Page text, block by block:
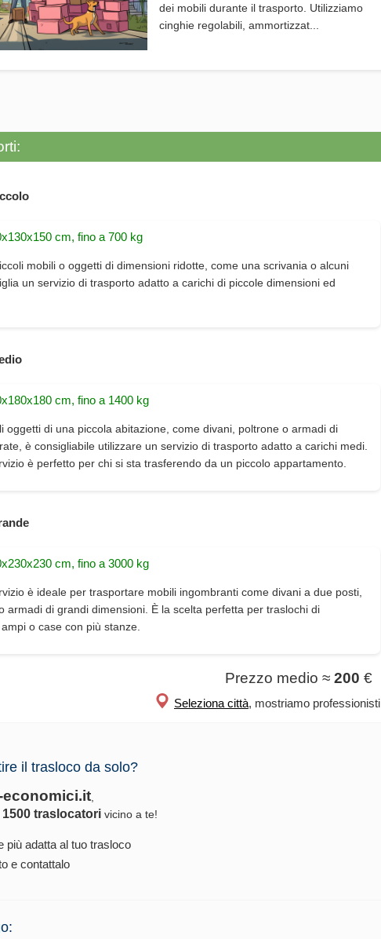
dei mobili durante il trasporto. Utilizziamo
cinghie regolabili, ammortizzat...
cm, fino a 700 kg
mobili o oggetti di dimensioni ridotte, come una scrivania o alcuni
un servizio di trasporto adatto a carichi di piccole dimensioni ed
cm, fino a 1400 kg
oggetti di una piccola abitazione, come divani, poltrone o armadi di
è consigliabile utilizzare un servizio di trasporto adatto a carichi medi.
è perfetto per chi si sta trasferendo da un piccolo appartamento.
cm, fino a 3000 kg
è ideale per trasportare mobili ingombranti come divani a due posti,
armadi di grandi dimensioni. È la scelta perfetta per traslochi di
o case con più stanze.
Prezzo medio ≈ 200 €
Seleziona città, mostriamo professionisti
il trasloco da solo?
1500 traslocatori vicino a te!
più adatta al tuo trasloco
e contattalo